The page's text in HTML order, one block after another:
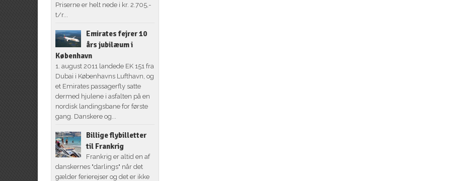
Priserne er helt nede i kr. 2.705,-
t/r...
Emirates fejrer 10
års jubilæum i
København
1. august 2011 landede EK 151 fra
Dubai i Københavns Lufthavn, og
et Emirates passagerfly satte
dermed hjulene i asfalten på en
nordisk landingsbane for første
gang. Danskere og...
Billige flybilletter
til Frankrig
Frankrig er altid en af
danskernes "darlings" når det
gælder ferierejser og det er ikke